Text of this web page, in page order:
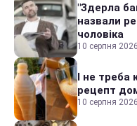
"Здерла
назвали
чоловіка
10 серпня
І не
рецепт
10 серпня